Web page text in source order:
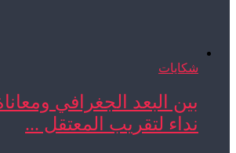
شكايات
بين البعد الجغرافي ومعاناة
نداء لتقريب المعتقل ...